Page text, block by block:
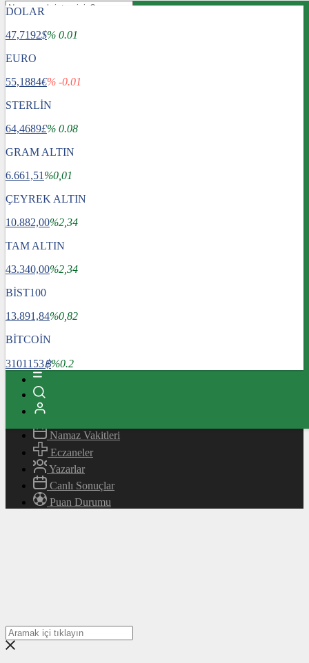
DOLAR
47,7192$% 0.01
EURO
55,1884€% -0.01
STERLİN
64,4689£% 0.08
GRAM ALTIN
6.661,51 %0,01
ÇEYREK ALTIN
10.882,00%2,34
TAM ALTIN
43.340,00%2,34
BİST100
13.891,84%0,82
BİTCOİN
3101153฿%0.2
Dünya
Spor
Magazin
Teknoloji
Bafra Rehberi
Namaz Vakitleri
Eczaneler
Yazarlar
Canlı Sonuçlar
Puan Durumu